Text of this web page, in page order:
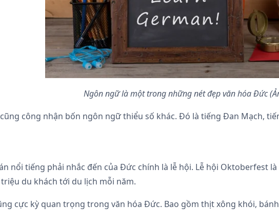
Ngôn ngữ là một trong những nét đẹp văn hóa Đức
công nhận bốn ngôn ngữ thiểu số khác. Đó là tiếng Đan Mạch,
nổi tiếng phải nhắc đến của Đức chính là lễ hội. Lễ hội Oktoberfest
du khách tới du lịch mỗi năm.
cực kỳ quan trọng trong văn hóa Đức. Bao gồm thịt xông khói,